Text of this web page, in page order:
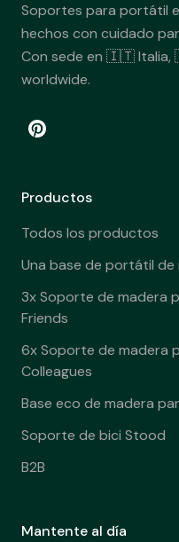
Soportes para portátil
hechos con cuidado
Con sede en 🇮🇹 Italia,
worldwide.
Productos
Todos los productos
Una base de portátil de
3x Soporte de madera
Friends
6x Soporte de madera
Colleagues
Base eco de madera
Soporte de bici Stood
B2B
Mantente al día